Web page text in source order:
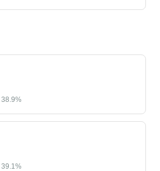
38.9%
39.1%